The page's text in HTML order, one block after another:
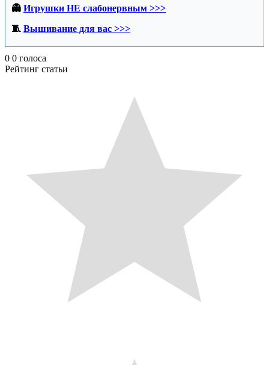
👻 Игрушки НЕ слабонервным >>>
🧵 Вышивание для вас >>>
0 0 голоса
Рейтинг статьи